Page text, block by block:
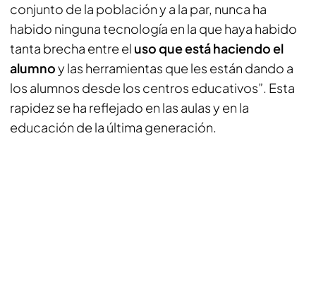
conjunto de la población y a la par, nunca ha
habido ninguna tecnología en la que haya habido
tanta brecha entre el uso que está haciendo el
alumnoy las herramientas que les están dando a
los alumnos desde los centros educativos”. Esta
rapidez se ha reflejado en las aulas y en la
educación de la última generación.